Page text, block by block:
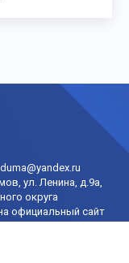
ул. Ленина, д.9а,
округа
официальный сайт